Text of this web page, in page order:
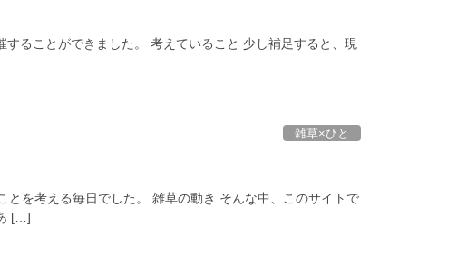
ることができました。 考えていること 少し補足すると、現
雑草×ひと
を考える毎日でした。 雑草の動き そんな中、このサイトで
[…]